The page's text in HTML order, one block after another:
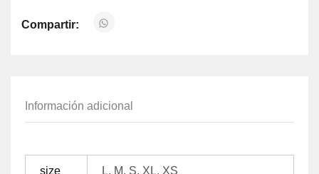
Compartir:
Información adicional
size L, M, S, XL, XS